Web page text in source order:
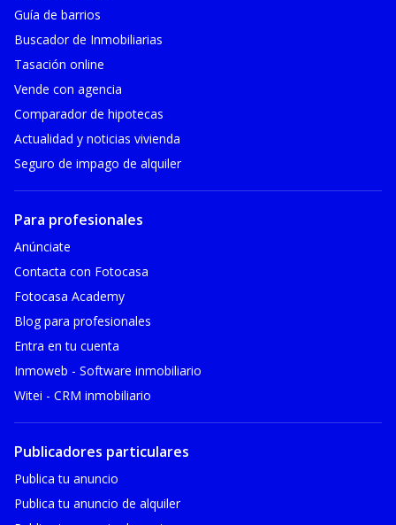
Guía de barrios
Buscador de Inmobiliarias
Tasación online
Vende con agencia
Comparador de hipotecas
Actualidad y noticias vivienda
Seguro de impago de alquiler
Para profesionales
Anúnciate
Contacta con Fotocasa
Fotocasa Academy
Blog para profesionales
Entra en tu cuenta
Inmoweb - Software inmobiliario
Witei - CRM inmobiliario
Publicadores particulares
Publica tu anuncio
Publica tu anuncio de alquiler